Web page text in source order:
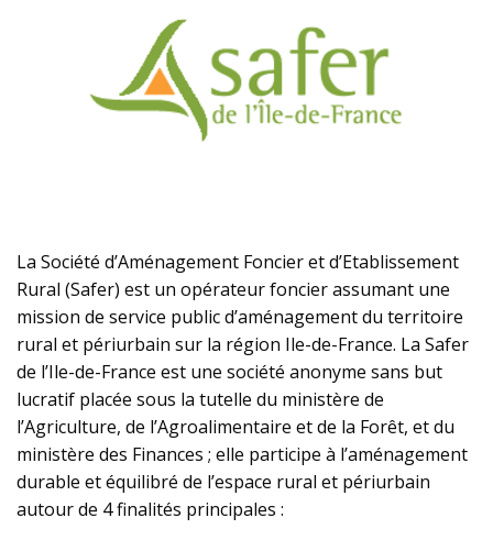
La Société d’Aménagement Foncier et d’Etablissement
Rural (Safer) est un opérateur foncier assumant une
mission de service public d’aménagement du territoire
rural et périurbain sur la région Ile-de-France. La Safer
de l’Ile-de-France est une société anonyme sans but
lucratif placée sous la tutelle du ministère de
l’Agriculture, de l’Agroalimentaire et de la Forêt, et du
ministère des Finances ; elle participe à l’aménagement
durable et équilibré de l’espace rural et périurbain
autour de 4 finalités principales :